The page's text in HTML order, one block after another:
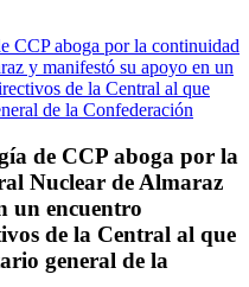
de CCP aboga por la
Nuclear de Almaraz
un encuentro
de la Central al que
general de la